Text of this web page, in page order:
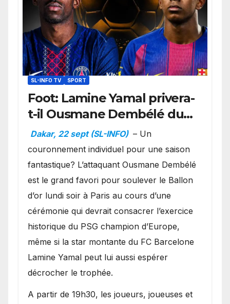
SL-INFO TV SPORT
Foot: Lamine Yamal privera-
t-il Ousmane Dembélé du
Ballon d’or ?
Dakar, 22 sept (SL-INFO) – Un
couronnement individuel pour une saison
fantastique? L’attaquant Ousmane Dembélé
est le grand favori pour soulever le Ballon
d’or lundi soir à Paris au cours d’une
cérémonie qui devrait consacrer l’exercice
historique du PSG champion d’Europe,
même si la star montante du FC Barcelone
Lamine Yamal peut lui aussi espérer
décrocher le trophée.
A partir de 19h30, les joueurs, joueuses et